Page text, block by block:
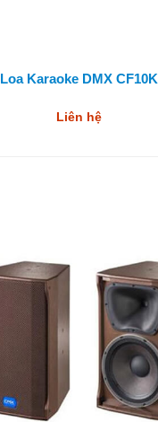
Loa Karaoke DMX CF10K
Liên hệ